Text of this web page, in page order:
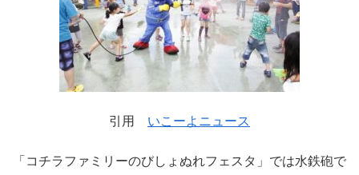
引用 いこーよニュース
「コチラファミリーのびしょぬれフェスタ」では水鉄砲で